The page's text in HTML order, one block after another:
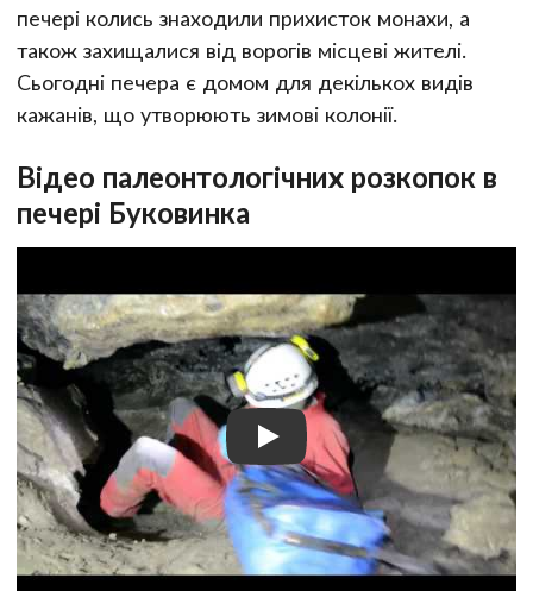
печері колись знаходили прихисток монахи, а
також захищалися від ворогів місцеві жителі.
Сьогодні печера є домом для декількох видів
кажанів, що утворюють зимові колонії.
Відео палеонтологічних розкопок в
печері Буковинка